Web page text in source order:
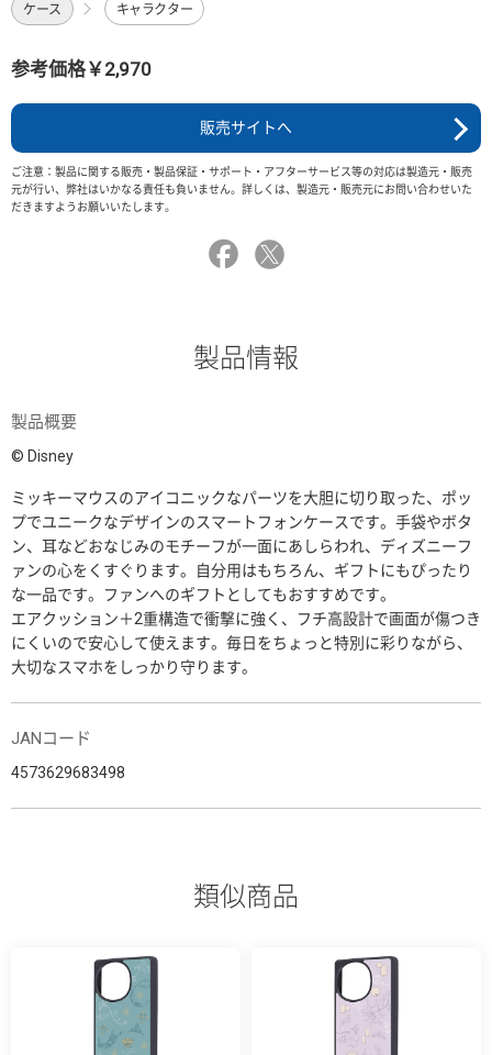
ケース キャラクター
参考価格￥2,970
販売サイトへ
ご注意：製品に関する販売・製品保証・サポート・アフターサービス等の対応は製造元・販売
元が行い、弊社はいかなる責任も負いません。詳しくは、製造元・販売元にお問い合わせいた
だきますようお願いいたします。
製品情報
製品概要
© Disney
ミッキーマウスのアイコニックなパーツを大胆に切り取った、ポッ
プでユニークなデザインのスマートフォンケースです。手袋やボタ
ン、耳などおなじみのモチーフが一面にあしらわれ、ディズニーフ
ァンの心をくすぐります。自分用はもちろん、ギフトにもぴったり
な一品です。ファンへのギフトとしてもおすすめです。
エアクッション＋2重構造で衝撃に強く、フチ高設計で画面が傷つき
にくいので安心して使えます。毎日をちょっと特別に彩りながら、
大切なスマホをしっかり守ります。
JANコード
4573629683498
類似商品